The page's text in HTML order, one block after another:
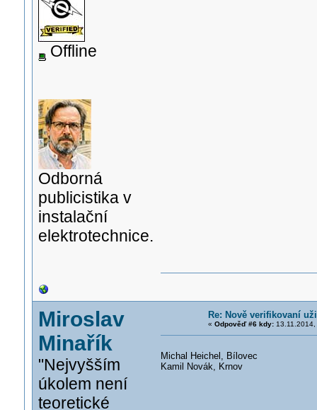
Offline
Odborná
publicistika v
instalační
elektrotechnice.
Miroslav
Minařík
"Nejvyšším
úkolem není
teoretické
Re: Nově verifikovaní
« Odpověď #6 kdy:13.11.2014,
Michal Heichel, Bílovec
Kamil Novák, Krnov